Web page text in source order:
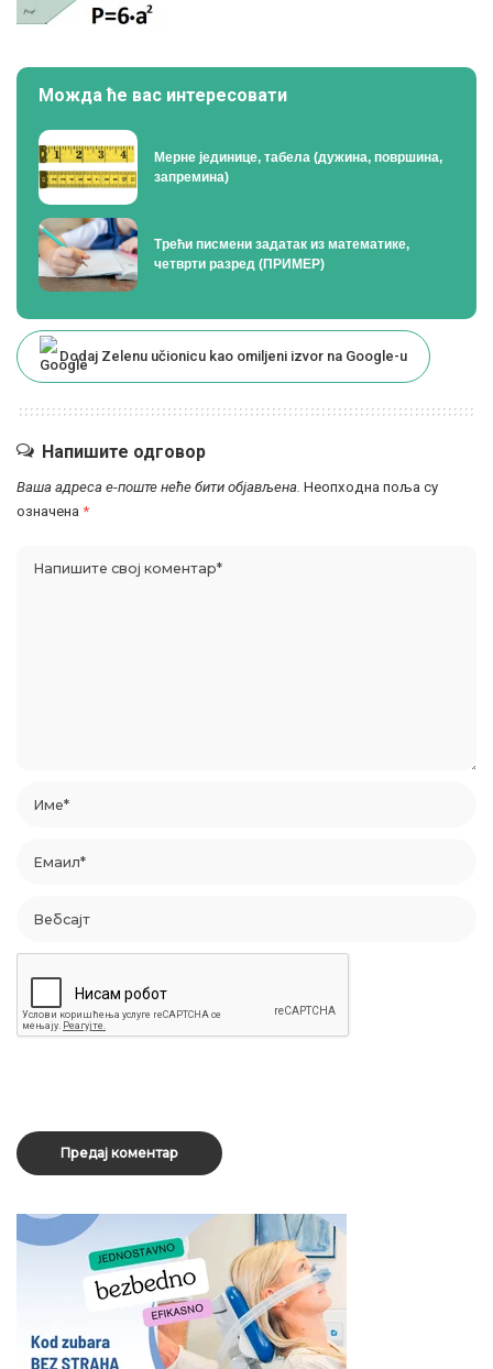
Можда ће вас интересовати
Мерне јединице, табела (дужина, површина,
запремина)
Трећи писмени задатак из математике,
четврти разред (ПРИМЕР)
Dodaj Zelenu učionicu kao omiljeni izvor na Google-u
Напишите одговор
Ваша адреса е-поште неће бити објављена. Неопходна поља су
означена *